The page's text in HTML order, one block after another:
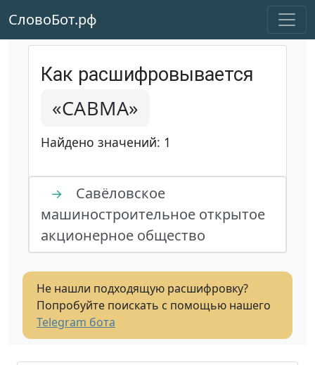
СловоБот.рф
Как расшифровывается
«САВМА»
Найдено значений: 1
→
Савёловское
машиностроительное открытое
акционерное общество
Не нашли подходящую расшифровку?
Попробуйте поискать с помощью нашего
Telegram бота